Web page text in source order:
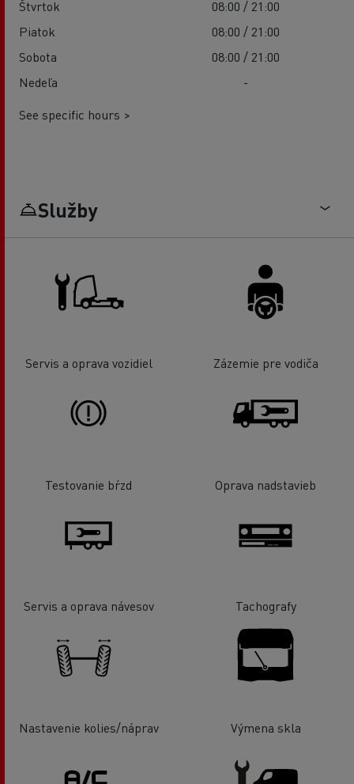
Štvrtok
08:00 / 21:00
Piatok
08:00 / 21:00
Sobota
08:00 / 21:00
Nedeľa
-
See specific hours >
Služby
Servis a oprava vozidiel Zázemie pre vodiča
Testovanie bŕzd Oprava nadstavieb
Servis a oprava návesov Tachografy
Nastavenie kolies/náprav Výmena skla